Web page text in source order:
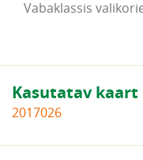
Kasutatav kaart
2017026